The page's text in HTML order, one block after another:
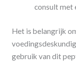
consult met
Het is belangrijk
gebruik van dit